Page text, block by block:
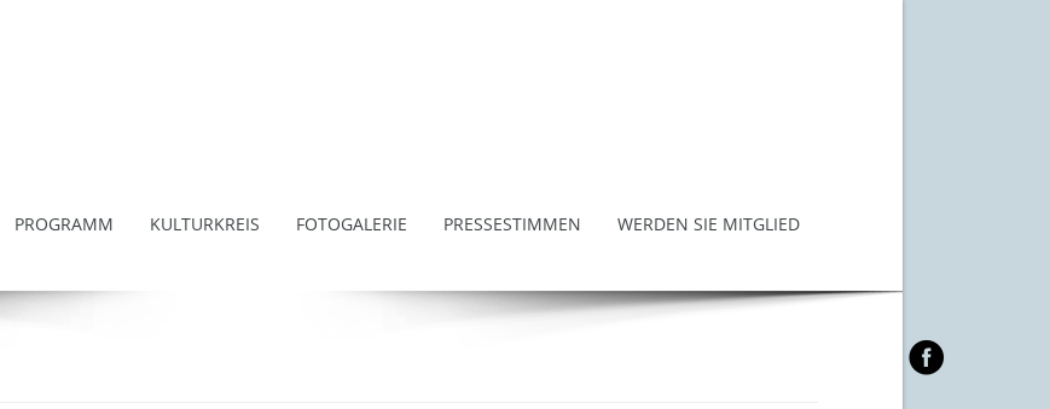
PROGRAMM KULTURKREIS FOTOGALERIE PRESSESTIMMEN WERDEN SIE MITGLIED